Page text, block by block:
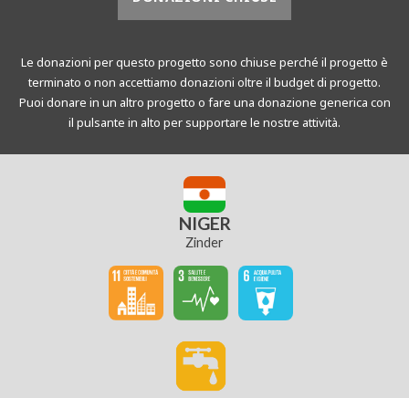
Le donazioni per questo progetto sono chiuse perché il progetto è
terminato o non accettiamo donazioni oltre il budget di progetto.
Puoi donare in un altro progetto o fare una donazione generica con
il pulsante in alto per supportare le nostre attività.
NIGER
Zinder